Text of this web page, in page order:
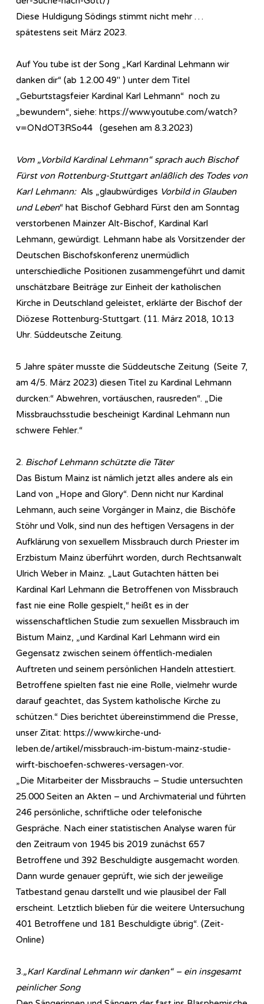
Diese Huldigung Södings stimmt nicht mehr …
spätestens seit März 2023.
Auf You tube ist der Song „Karl Kardinal Lehmann wir
danken dir“ (ab 1.2.00 49″ ) unter dem Titel
„Geburtstagsfeier Kardinal Karl Lehmann“ noch zu
„bewundern“, siehe: https://www.youtube.com/watch?
v=ONdOT3RSo44 (gesehen am 8.3.2023)
Vom „Vorbild Kardinal Lehmann“ sprach auch Bischof
Fürst von Rottenburg-Stuttgart anläßlich des Todes von
Karl Lehmann:Als „glaubwürdiges Vorbild in Glauben
und Leben“ hat Bischof Gebhard Fürst den am Sonntag
verstorbenen Mainzer Alt-Bischof, Kardinal Karl
Lehmann, gewürdigt. Lehmann habe als Vorsitzender der
Deutschen Bischofskonferenz unermüdlich
unterschiedliche Positionen zusammengeführt und damit
unschätzbare Beiträge zur Einheit der katholischen
Kirche in Deutschland geleistet, erklärte der Bischof der
Diözese Rottenburg-Stuttgart. (11. März 2018, 10:13
Uhr. Süddeutsche Zeitung.
5 Jahre später musste die Süddeutsche Zeitung (Seite 7,
am 4/5. März 2023) diesen Titel zu Kardinal Lehmann
durcken:“ Abwehren, vortäuschen, rausreden“. „Die
Missbrauchsstudie bescheinigt Kardinal Lehmann nun
schwere Fehler.“
2. Bischof Lehmann schützte die Täter
Das Bistum Mainz ist nämlich jetzt alles andere als ein
Land von „Hope and Glory“. Denn nicht nur Kardinal
Lehmann, auch seine Vorgänger in Mainz, die Bischöfe
Stöhr und Volk, sind nun des heftigen Versagens in der
Aufklärung von sexuellem Missbrauch durch Priester im
Erzbistum Mainz überführt worden, durch Rechtsanwalt
Ulrich Weber in Mainz. „Laut Gutachten hätten bei
Kardinal Karl Lehmann die Betroffenen von Missbrauch
fast nie eine Rolle gespielt,“ heißt es in der
wissenschaftlichen Studie zum sexuellen Missbrauch im
Bistum Mainz, „und Kardinal Karl Lehmann wird ein
Gegensatz zwischen seinem öffentlich-medialen
Auftreten und seinem persönlichen Handeln attestiert.
Betroffene spielten fast nie eine Rolle, vielmehr wurde
darauf geachtet, das System katholische Kirche zu
schützen.“ Dies berichtet übereinstimmend die Presse,
unser Zitat: https://www.kirche-und-
leben.de/artikel/missbrauch-im-bistum-mainz-studie-
wirft-bischoefen-schweres-versagen-vor.
„Die Mitarbeiter der Missbrauchs – Studie untersuchten
25.000 Seiten an Akten – und Archivmaterial und führten
246 persönliche, schriftliche oder telefonische
Gespräche. Nach einer statistischen Analyse waren für
den Zeitraum von 1945 bis 2019 zunächst 657
Betroffene und 392 Beschuldigte ausgemacht worden.
Dann wurde genauer geprüft, wie sich der jeweilige
Tatbestand genau darstellt und wie plausibel der Fall
erscheint. Letztlich blieben für die weitere Untersuchung
401 Betroffene und 181 Beschuldigte übrig“. (Zeit-
Online)
3.„Karl Kardinal Lehmann wir danken“ – ein insgesamt
peinlicher Song